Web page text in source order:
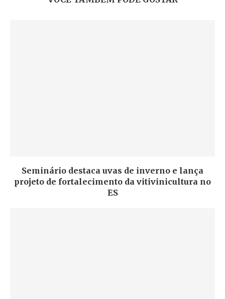
Seminário destaca uvas de inverno e lança
projeto de fortalecimento da vitivinicultura no
ES